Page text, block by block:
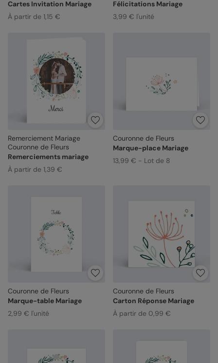
Cartes Invitation Mariage
À partir de 1,15 €
Félicitations Mariage
3,99 € l'unité
Remerciement Mariage
Couronne de Fleurs
Remerciements mariage
À partir de 1,39 €
Couronne de Fleurs
Marque-place Mariage
13,99 € - Lot de 8
Couronne de Fleurs
Marque-table Mariage
2,99 € l'unité
Couronne de Fleurs
Carton Réponse Mariage
À partir de 0,99 €